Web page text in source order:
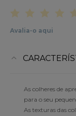
Avalia-o aqui
As colheres de
para o seu
As texturas das